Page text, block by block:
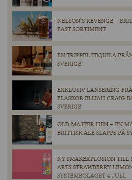
NELSON’S REVENGE –
FAST SORTIMENT
EN TRIPPEL TEQUILA
SVERIGE!
EXKLUSIV LANSERING
FLASKOR ELIJAH CRAIG
SVERIGE
OLD MASTER HEN – EN
BRITTISK ALE SLÄPPS PÅ
NY SMAKEXPLOSION
ARTS STRAWBERRY
SYSTEMBOLAGET 4 JULI.